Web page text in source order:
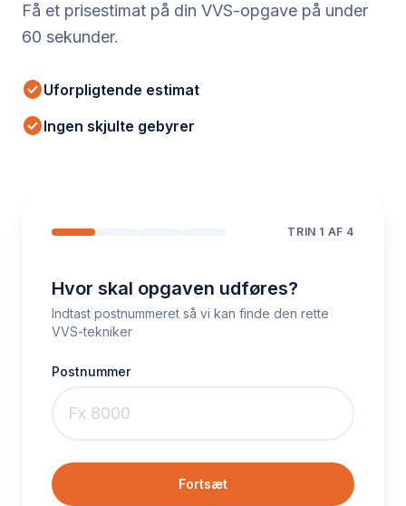
Få et prisestimat på din VVS-opgave på under
60 sekunder.
check_circleUforpligtende estimat
check_circleIngen skjulte gebyrer
TRIN 1 AF 4
Hvor skal opgaven udføres?
Indtast postnummeret så vi kan finde den rette
VVS-tekniker
Postnummer
Fortsæt